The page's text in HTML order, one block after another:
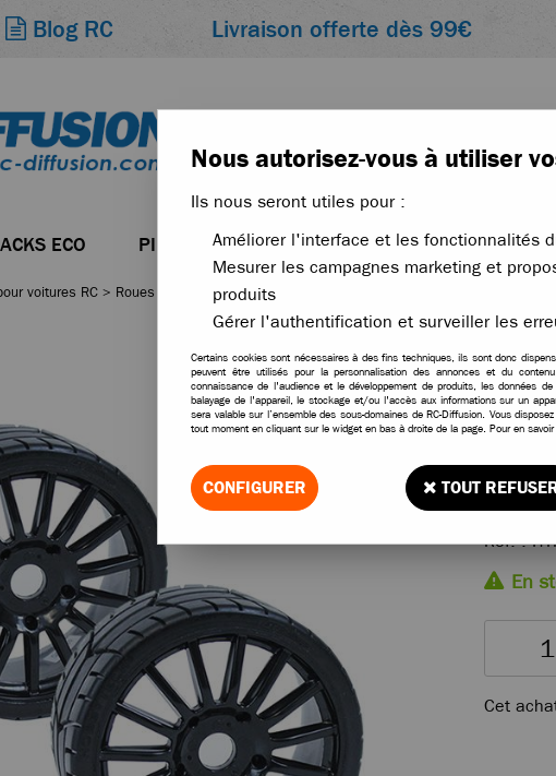
Blog RC Livraison offerte dès 99€
ECO PIÈCES ACCESSOIRES ÉLECTRONIQUE
voitures RC > Roues Buggy 1/8 >Hobbytech pneus Rallygame collés sur jantes
19,
Réf. :
En
Cet
Nous autorisez-vous à utiliser
Ils nous seront utiles pour :
Améliorer l'interface et les fonctionnalités
Mesurer les campagnes marketing et
produits
Gérer l'authentification et surveiller les
Certains cookies sont nécessaires à des fins techniques, ils sont donc
peuvent être utilisés pour la personnalisation des annonces et du
connaissance de l'audience et le développement de produits, les données
balayage de l'appareil, le stockage et/ou l'accès aux informations sur un
sera valable sur l’ensemble des sous-domaines de RC-Diffusion. Vous
tout moment en cliquant sur le widget en bas à droite de la page. Pour en
CONFIGURER TOUT